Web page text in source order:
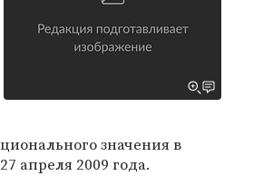
значения в
апреля 2009 года.